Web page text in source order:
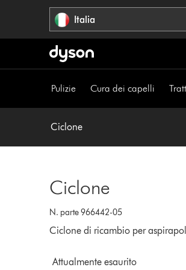
Italia
Pulizie Cura dei capelli
Ciclone
Ciclone
N. parte 966442-05
Ciclone di ricambio per
Attualmente esaurito